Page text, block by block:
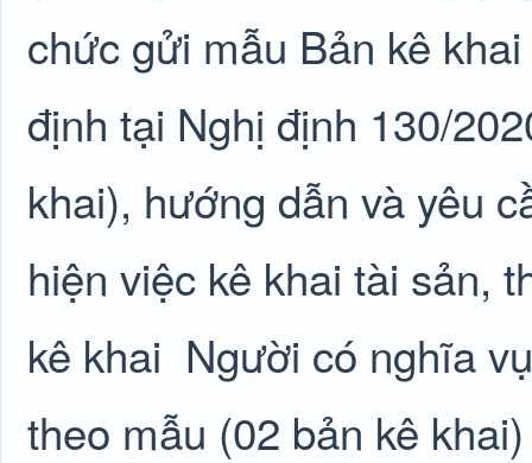
chức gửi mẫu Bản kê
định tại Nghị định 130/
khai), hướng dẫn và yêu
hiện việc kê khai tài sản,
kê khai Người có nghĩa
theo mẫu (02 bản kê